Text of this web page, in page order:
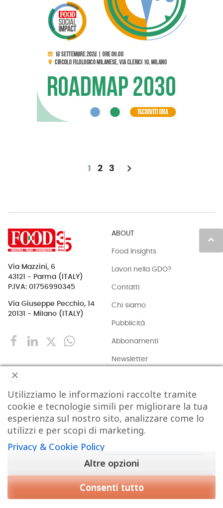
1 2 3 chevron_right
keyboard_arrow_up
Via Mazzini, 6
43121 - Parma (ITALY)
P.IVA: 01756990345
Via Giuseppe Pecchio, 14
20131 - Milano (ITALY)
ABOUT
Food Insights
Lavori nella GDO?
Contatti
Chi siamo
Pubblicità
Abbonamenti
Newsletter
ACQUISIZIONI EVENTI EXPORT INDUSTRIA
ISTITUZIONI MERCATI
REPORTAGE RETAIL TECH
Utilizziamo le informazioni raccolte tramite
cookie e tecnologie simili per migliorare la tua
esperienza sul nostro sito, analizzare come lo
utilizzi e per scopi di marketing.
Privacy & Cookie Policy
Altre opzioni
Consenti tutto